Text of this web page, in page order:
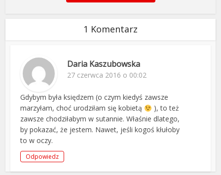
1 Komentarz
Daria Kaszubowska
27 czerwca 2016 o 00:02
Gdybym była księdzem (o czym kiedyś zawsze
marzyłam, choć urodziłam się kobietą
), to też
zawsze chodziłabym w sutannie. Właśnie dlatego,
by pokazać, że jestem. Nawet, jeśli kogoś kłułoby
to w oczy.
Odpowiedz